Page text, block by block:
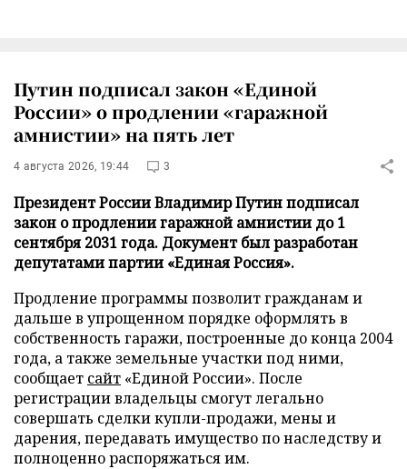
Путин подписал закон «Единой
России» о продлении «гаражной
амнистии» на пять лет
4 августа 2026, 19:44 3
Президент России Владимир Путин подписал
закон о продлении гаражной амнистии до 1
сентября 2031 года. Документ был разработан
депутатами партии «Единая Россия».
Продление программы позволит гражданам и
дальше в упрощенном порядке оформлять в
собственность гаражи, построенные до конца 2004
года, а также земельные участки под ними,
сообщает сайт «Единой России». После
регистрации владельцы смогут легально
совершать сделки купли-продажи, мены и
дарения, передавать имущество по наследству и
полноценно распоряжаться им.